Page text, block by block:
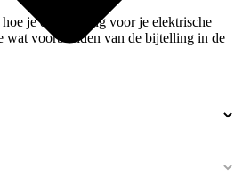
je de bijtelling voor je elektrische
wat voorbeelden van de bijtelling in de